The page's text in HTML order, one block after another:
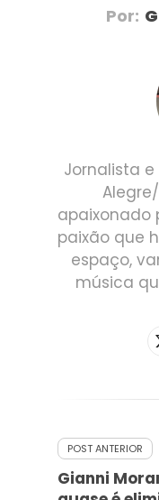
Por:
Jornalista
apaixonado
paixão que
espaço,
música
POST ANTERIOR
Gianni